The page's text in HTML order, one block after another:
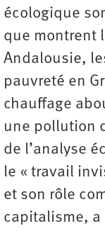
écologique
que montrent
Andalousie,
pauvreté en
chauffage
une pollution
de l’analyse
le « travail
et son rôle
capitalisme,